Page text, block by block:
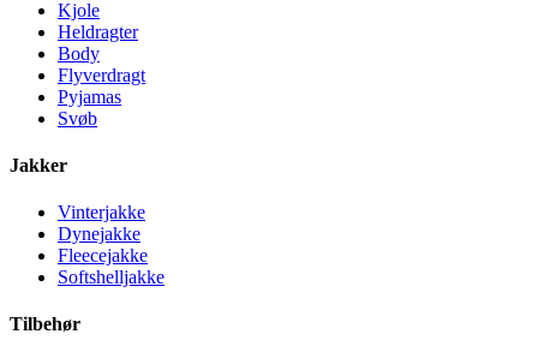
Kjole
Heldragter
Body
Flyverdragt
Pyjamas
Svøb
Jakker
Vinterjakke
Dynejakke
Fleecejakke
Softshelljakke
Tilbehør